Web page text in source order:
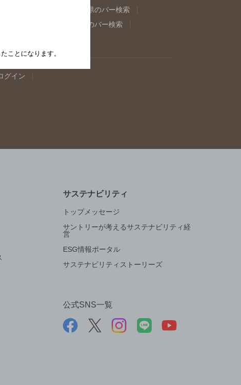
島根県のバー検索
佐賀県のバー検索
グイン
サステナビリティ
トップメッセージ
サントリーが考えるサステナビリティ経
営
ESG情報ポータル
サステナビリティストーリーズ
公式SNS一覧
ことになります。